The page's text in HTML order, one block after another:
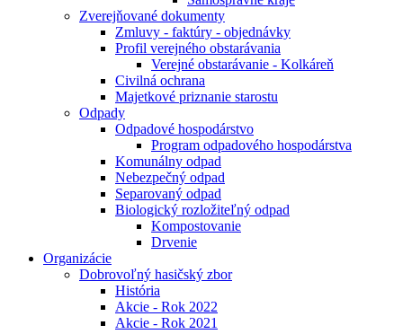
Zverejňované dokumenty
Zmluvy - faktúry - objednávky
Profil verejného obstarávania
Verejné obstarávanie - Kolkáreň
Civilná ochrana
Majetkové priznanie starostu
Odpady
Odpadové hospodárstvo
Program odpadového hospodárstva
Komunálny odpad
Nebezpečný odpad
Separovaný odpad
Biologický rozložiteľný odpad
Kompostovanie
Drvenie
Organizácie
Dobrovoľný hasičský zbor
História
Akcie - Rok 2022
Akcie - Rok 2021